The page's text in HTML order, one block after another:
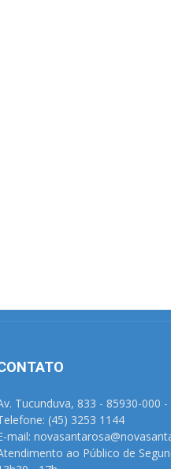
Tucunduva, 833 - 85930-000
(45) 3253 1144
mail:
ao Público de